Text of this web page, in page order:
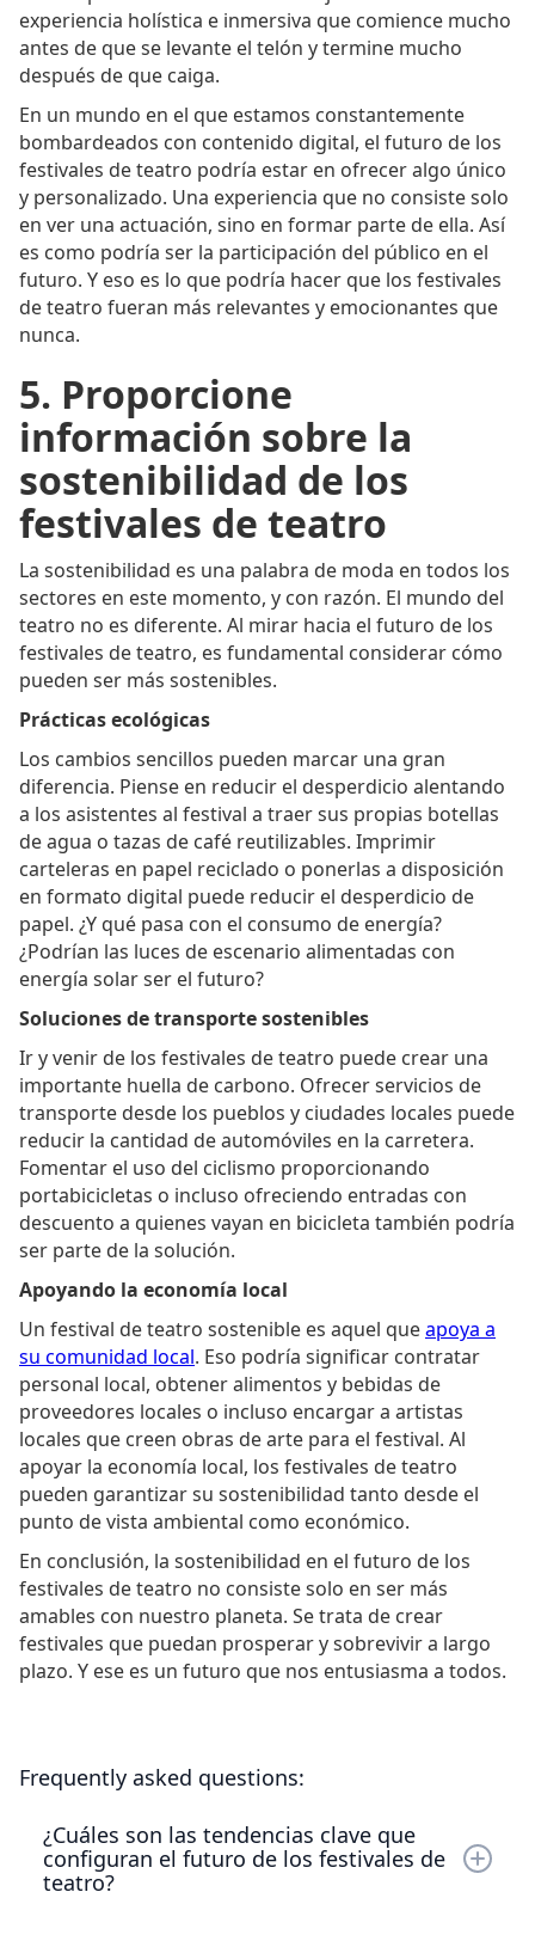
experiencia holística e inmersiva que comience mucho
antes de que se levante el telón y termine mucho
después de que caiga.
En un mundo en el que estamos constantemente
bombardeados con contenido digital, el futuro de los
festivales de teatro podría estar en ofrecer algo único
y personalizado. Una experiencia que no consiste solo
en ver una actuación, sino en formar parte de ella. Así
es como podría ser la participación del público en el
futuro. Y eso es lo que podría hacer que los festivales
de teatro fueran más relevantes y emocionantes que
nunca.
5. Proporcione
información sobre la
sostenibilidad de los
festivales de teatro
La sostenibilidad es una palabra de moda en todos los
sectores en este momento, y con razón. El mundo del
teatro no es diferente. Al mirar hacia el futuro de los
festivales de teatro, es fundamental considerar cómo
pueden ser más sostenibles.
Prácticas ecológicas
Los cambios sencillos pueden marcar una gran
diferencia. Piense en reducir el desperdicio alentando
a los asistentes al festival a traer sus propias botellas
de agua o tazas de café reutilizables. Imprimir
carteleras en papel reciclado o ponerlas a disposición
en formato digital puede reducir el desperdicio de
papel. ¿Y qué pasa con el consumo de energía?
¿Podrían las luces de escenario alimentadas con
energía solar ser el futuro?
Soluciones de transporte sostenibles
Ir y venir de los festivales de teatro puede crear una
importante huella de carbono. Ofrecer servicios de
transporte desde los pueblos y ciudades locales puede
reducir la cantidad de automóviles en la carretera.
Fomentar el uso del ciclismo proporcionando
portabicicletas o incluso ofreciendo entradas con
descuento a quienes vayan en bicicleta también podría
ser parte de la solución.
Apoyando la economía local
Un festival de teatro sostenible es aquel queapoya a
su comunidad local. Eso podría significar contratar
personal local, obtener alimentos y bebidas de
proveedores locales o incluso encargar a artistas
locales que creen obras de arte para el festival. Al
apoyar la economía local, los festivales de teatro
pueden garantizar su sostenibilidad tanto desde el
punto de vista ambiental como económico.
En conclusión, la sostenibilidad en el futuro de los
festivales de teatro no consiste solo en ser más
amables con nuestro planeta. Se trata de crear
festivales que puedan prosperar y sobrevivir a largo
plazo. Y ese es un futuro que nos entusiasma a todos.
Frequently asked questions:
¿Cuáles son las tendencias clave que
configuran el futuro de los festivales de
teatro?